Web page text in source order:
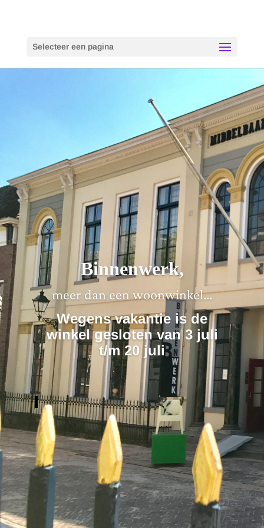
Selecteer een pagina
Binnenwerk,
meer dan een woonwinkel…
Wegens vakantie is de
winkel gesloten van 3 juli
t/m 20 juli